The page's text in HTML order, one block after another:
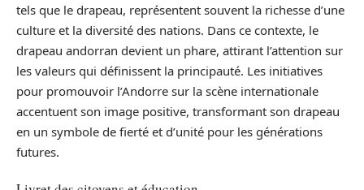
tels que le drapeau, représentent souvent la richesse d’une
culture et la diversité des nations. Dans ce contexte, le
drapeau andorran devient un phare, attirant l’attention sur
les valeurs qui définissent la principauté. Les initiatives
pour promouvoir l’Andorre sur la scène internationale
accentuent son image positive, transformant son drapeau
en un symbole de fierté et d’unité pour les générations
futures.